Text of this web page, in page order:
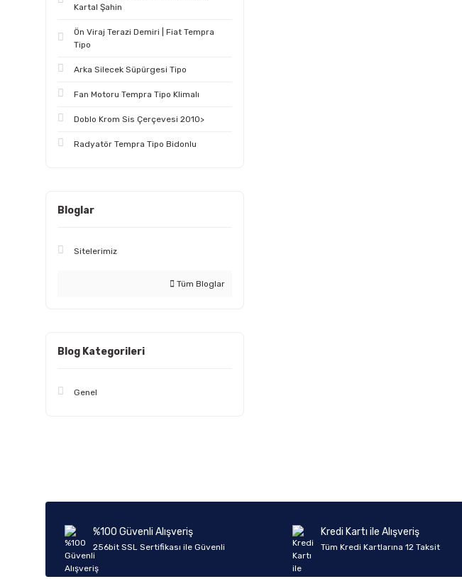
Kartal Şahin
Ön Viraj Terazi Demiri | Fiat Tempra
Tipo
Arka Silecek Süpürgesi Tipo
Fan Motoru Tempra Tipo Klimalı
Doblo Krom Sis Çerçevesi 2010>
Radyatör Tempra Tipo Bidonlu
Bloglar
Sitelerimiz
Tüm Bloglar
Blog Kategorileri
Genel
%100 Güvenli Alışveriş
256bit SSL Sertifikası ile Güvenli
Kredi Kartı ile Alışveriş
Tüm Kredi Kartlarına 12 Taksit